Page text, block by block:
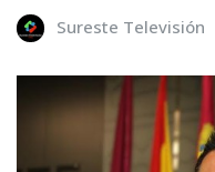
Sureste Televisión